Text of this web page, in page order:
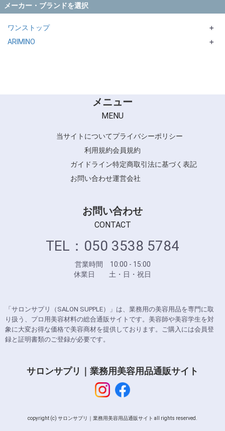
メーカー・ブランドを選択
ワンストップ
ビカク
＋
ARIMINO
＋
メニュー
MENU
当サイトについてプライバシーポリシー
利用規約会員規約
ガイドライン特定商取引法に基づく表記
お問い合わせ運営会社
お問い合わせ
CONTACT
TEL：050 3538 5784
営業時間 10:00 - 15:00
休業日 土・日・祝日
「サロンサプリ（SALON SUPPLE）」は、業務用の美容用品を専門に取
り扱う、プロ用美容材料の総合通販サイトです。美容師や美容学生を対
象に大変お得な価格で美容商材を提供しております。ご購入には会員登
録と証明書類のご登録が必要です。
サロンサプリ｜業務用美容用品通販サイト
copyright (c) サロンサプリ｜業務用美容用品通販サイト all rights reserved.